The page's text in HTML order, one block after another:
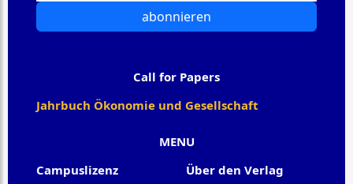
MENU
Campuslizenz
Über den Verlag
abonnieren
Call for Papers
Jahrbuch Ökonomie und Gesellschaft